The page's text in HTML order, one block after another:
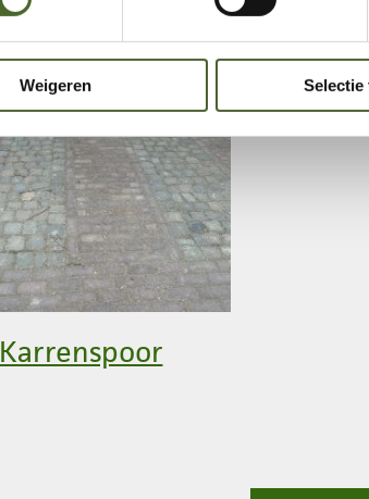
Weigeren Selectie
Karrenspoor